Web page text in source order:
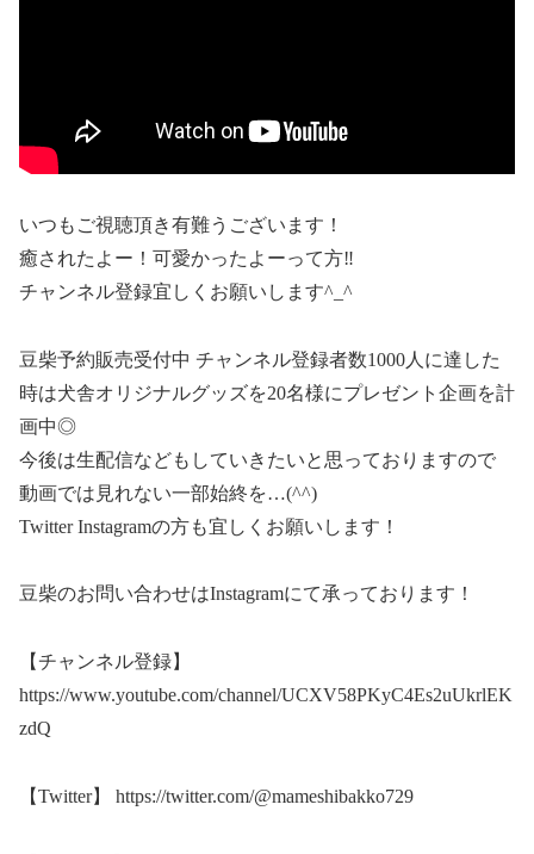
いつもご視聴頂き有難うございます！
癒されたよー！可愛かったよーって方‼︎
チャンネル登録宜しくお願いします^_^
豆柴予約販売受付中 チャンネル登録者数1000人に達した
時は犬舎オリジナルグッズを20名様にプレゼント企画を計
画中◎
今後は生配信などもしていきたいと思っておりますので
動画では見れない一部始終を…(^^)
Twitter Instagramの方も宜しくお願いします！
豆柴のお問い合わせはInstagramにて承っております！
【チャンネル登録】
https://www.youtube.com/channel/UCXV58PKyC4Es2uUkrlEK
zdQ
【Twitter】 https://twitter.com/@mameshibakko729